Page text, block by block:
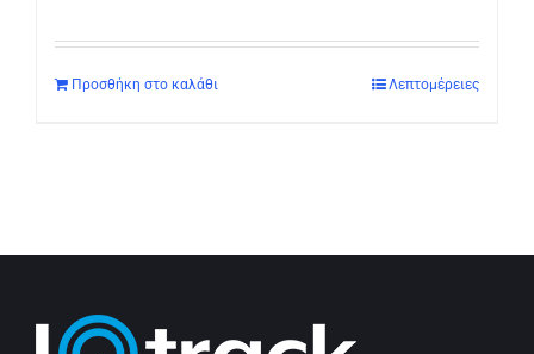
Προσθήκη στο καλάθι Λεπτομέρειες